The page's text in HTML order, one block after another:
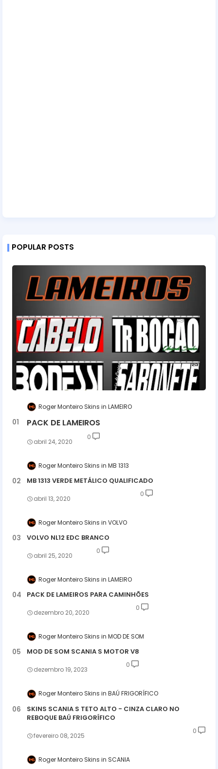
POPULAR POSTS
Roger Monteiro Skins LAMEIRO
PACK DE LAMEIROS
abril 24, 2020
0
Roger Monteiro Skins MB 1313
MB 1313 VERDE METÁLICO QUALIFICADO
abril 13, 2020
0
Roger Monteiro Skins VOLVO
VOLVO NL12 EDC BRANCO
abril 25, 2020
0
Roger Monteiro Skins LAMEIRO
PACK DE LAMEIROS PARA CAMINHÕES
dezembro 20, 2020
0
Roger Monteiro Skins MOD DE SOM
MOD DE SOM SCANIA S MOTOR V8
dezembro 19, 2023
0
Roger Monteiro Skins BAÚ FRIGORÍFICO
SKINS SCANIA S TETO ALTO - CINZA CLARO NO
REBOQUE BAÚ FRIGORÍFICO
fevereiro 08, 2025
0
Roger Monteiro Skins SCANIA